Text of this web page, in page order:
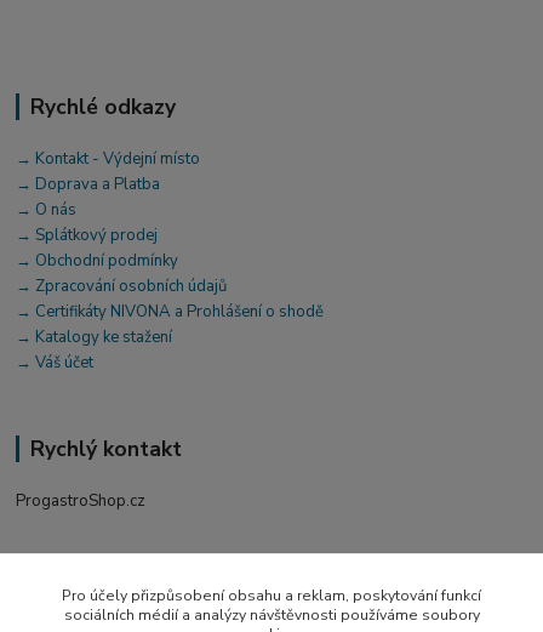
Rychlé odkazy
→ Kontakt - Výdejní místo
→ Doprava a Platba
→ O nás
→ Splátkový prodej
→ Obchodní podmínky
→ Zpracování osobních údajů
→ Certifikáty NIVONA a Prohlášení o shodě
→ Katalogy ke stažení
→ Váš účet
Rychlý kontakt
ProgastroShop.cz
+420 519 411 299
Po-Pá 7-16 hod
Pro účely přizpůsobení obsahu a reklam, poskytování funkcí
sociálních médií a analýzy návštěvnosti používáme soubory